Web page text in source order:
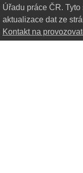
Úřadu práce ČR. Tyto
aktualizace dat ze
Kontakt na